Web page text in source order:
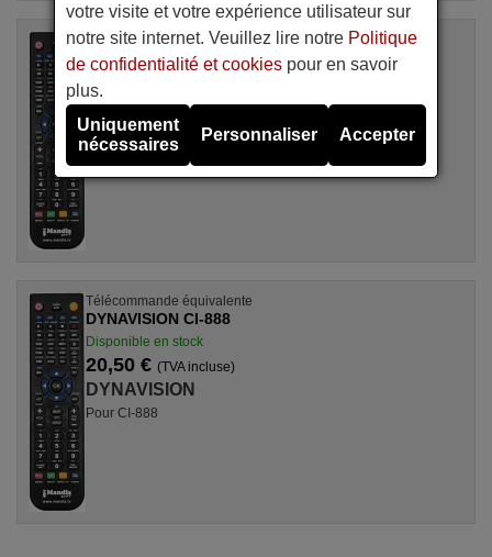
Télécommande équivalente
DYNAVISION CX-9900
20,50 €(TVA incluse)
DYNAVISION
Pour CX-9900
Télécommande équivalente
DYNAVISION CI-888
Disponible en stock
20,50 € (TVA incluse)
DYNAVISION
Pour CI-888
votre visite et votre expérience utilisateur sur
notre site internet. Veuillez lire notre Politique
de confidentialité et cookies pour en savoir
plus.
Uniquement
nécessaires
Personnaliser Accepter